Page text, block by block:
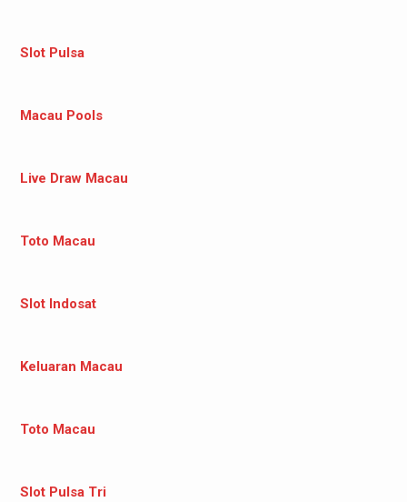
Slot Pulsa
Macau Pools
Live Draw Macau
Toto Macau
Slot Indosat
Keluaran Macau
Toto Macau
Slot Pulsa Tri